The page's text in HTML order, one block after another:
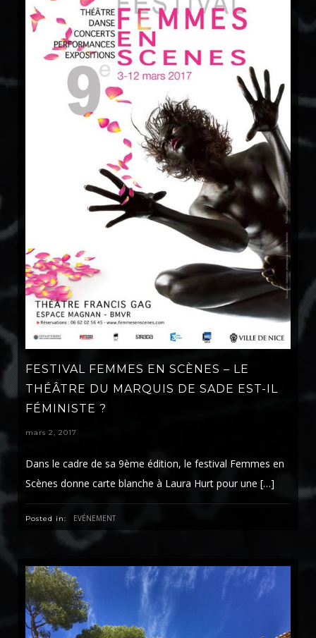
FESTIVAL FEMMES EN SCÈNES – LE
THÉÂTRE DU MARQUIS DE SADE EST-IL
FÉMINISTE ?
mars 2, 2017
Dans le cadre de sa 9ème édition, le festival Femmes en
Scènes donne carte blanche à Laura Hurt pour une […]
Posted in: EVÉNEMENT